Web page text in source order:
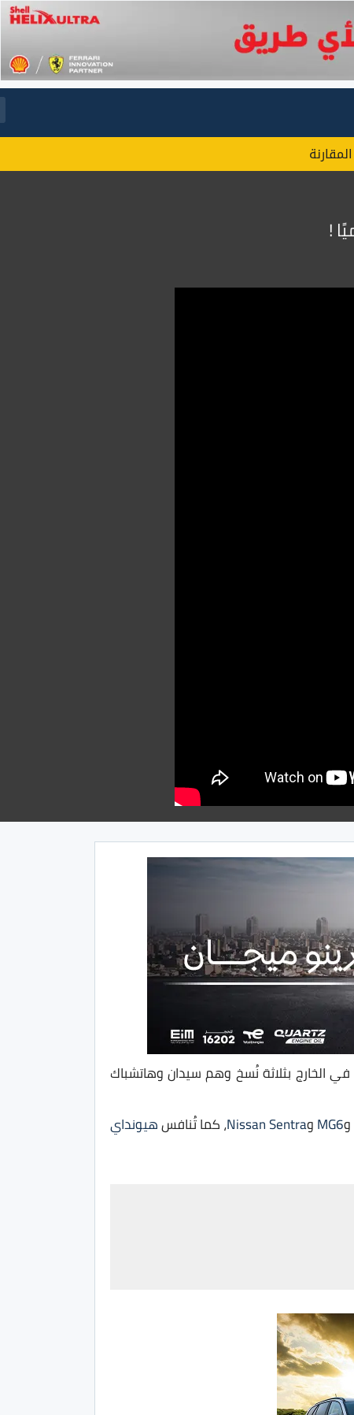
المقارنة
في الخارج بثلاثة نُسخ وهم سيدان وهاتشباك
وMG6وNissan Sentra، كما تُنافسهيونداي